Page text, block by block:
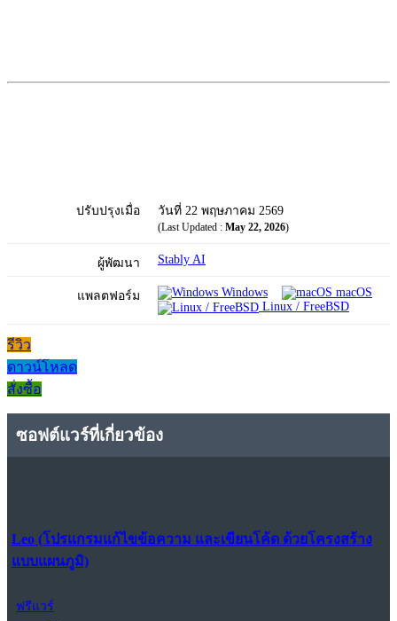
ปรับปรุงเมื่อ วันที่ 22 พฤษภาคม 2569
(Last Updated : May 22, 2026)
ผู้พัฒนา Stably AI
แพลตฟอร์ม Windows
macOS
Linux / FreeBSD
รีวิว
ดาวน์โหลด
สั่งซื้อ
ซอฟต์แวร์ที่เกี่ยวข้อง
Leo (โปรแกรมแก้ไขข้อความ และเขียนโค้ด ด้วยโครงสร้าง
แบบแผนภูมิ)
ฟรีแวร์